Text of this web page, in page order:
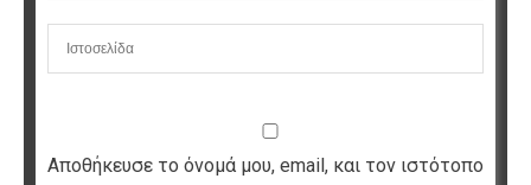
Αποθήκευσε το όνομά μου, email, και τον ιστότοπο